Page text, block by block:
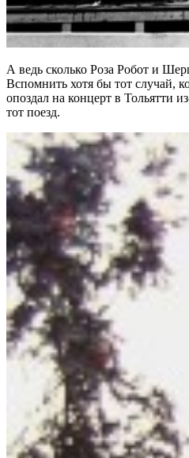
А ведь сколько Роза Робот и
Вспомнить хотя бы тот случай,
опоздал на концерт в Тольятти
тот поезд.